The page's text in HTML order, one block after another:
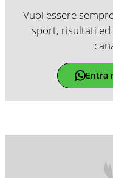
Vuoi essere
sport, risultati ed
Entra